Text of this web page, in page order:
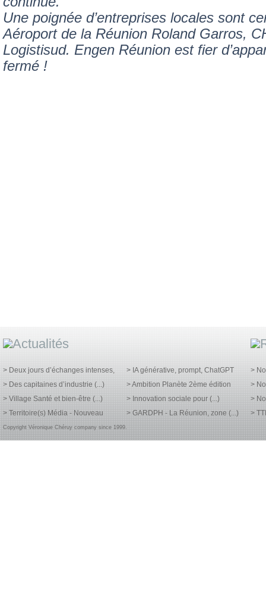
Une poignée d’entreprises locales sont
Aéroport de la Réunion Roland Garros,
Logistisud. Engen Réunion est fier
fermé !
> Deux jours d’échanges intenses,
> Des capitaines d’industrie (...)
> Village Santé et bien-être (...)
> Territoire(s) Média - Nouveau
> IA générative, prompt, ChatGPT
> Ambition Planète 2ème édition
> Innovation sociale pour (...)
> GARDPH - La Réunion, zone (...)
>
>
>
> TTI
Copyright Véronique Chéruy company since 1999.